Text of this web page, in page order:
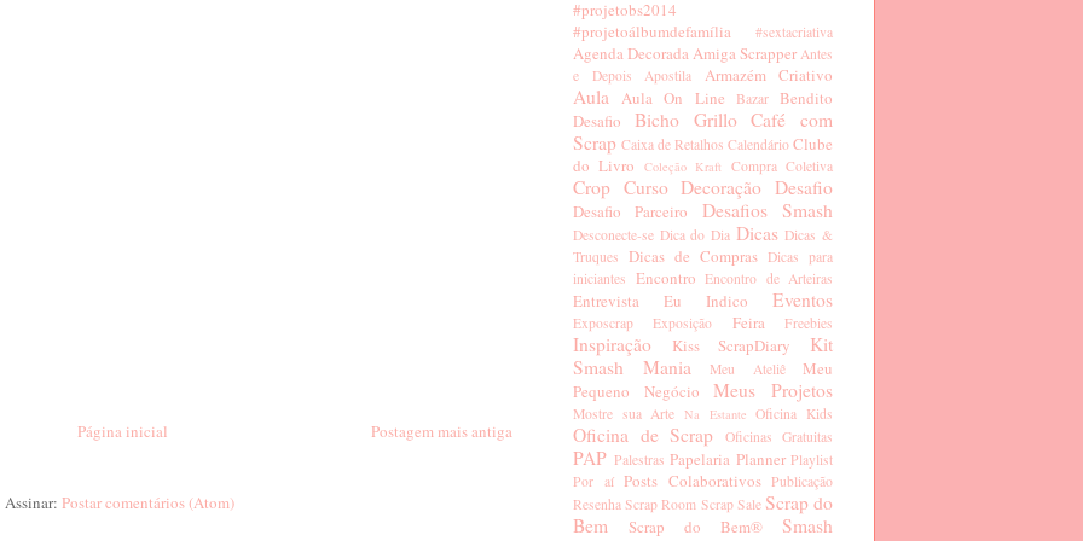
Postagem mais antiga
Página inicial
Assinar: Postar comentários (Atom)
#projetobs2014
#projetoálbumdefamília
#sextacriativa
Agenda DecoradaAmiga Scrapper Antes
e Depois
Apostila Armazém Criativo
Aula Aula On Line Bazar
Bendito
Desafio
Bicho Grillo Café com
Scrap Caixa de Retalhos Calendário Clube
do Livro
Coleção Kraft Compra Coletiva
Crop Curso Decoração Desafio
Desafio Parceiro Desafios Smash
Desconecte-se Dica do Dia Dicas Dicas &
Truques
Dicas de Compras Dicas para
iniciantes Encontro Encontro de Arteiras
Entrevista Eu Indico Eventos
Exposcrap Exposição Feira Freebies
Inspiração Kiss ScrapDiary
Kit
Smash Mania
Meu Ateliê
Meu
Pequeno Negócio
Meus Projetos
Mostre sua Arte Na Estante Oficina Kids
Oficina de Scrap Oficinas Gratuitas
PAP Palestras Papelaria Planner Playlist
Por aí
Posts Colaborativos
Publicação
Resenha Scrap Room Scrap Sale Scrap do
Bem
Scrap do Bem® Smash